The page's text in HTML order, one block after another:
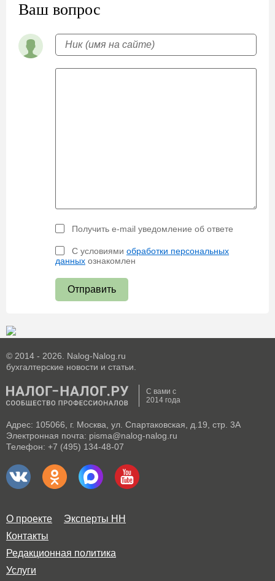
Ваш вопрос
Получить e-mail уведомление об ответе
С условиями обработки персональных
данных ознакомлен
Отправить
© 2014 - 2026. Nalog-Nalog.ru
бухгалтерские новости и статьи.
С вами с
2014 года
Адрес: 105066, г. Москва, ул. Спартаковская, д.19, стр. 3А
Электронная почта: pisma@nalog-nalog.ru
Телефон: +7 (495) 134-48-07
О проекте
Эксперты НН
Контакты
Редакционная политика
Услуги